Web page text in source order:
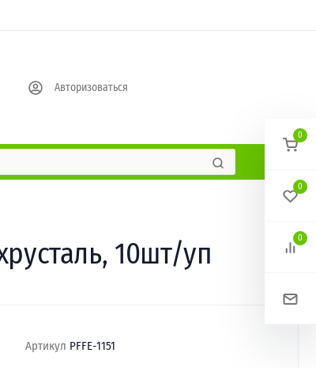
Авторизоваться
10шт/уп
Артикул PFFE-1151
0
0
0